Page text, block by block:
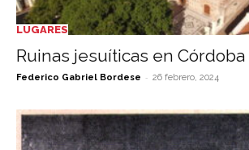
LUGARES
Ruinas jesuíticas en Córdoba
Federico Gabriel Bordese - 26 febrero, 2024